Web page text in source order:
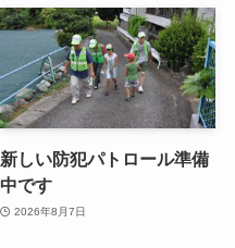
新しい防犯パトロール準備
中です
2026年8月7日